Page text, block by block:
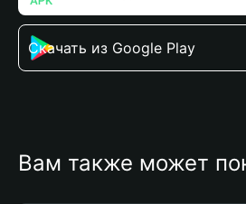
Скачать из Google Play
Вам также может